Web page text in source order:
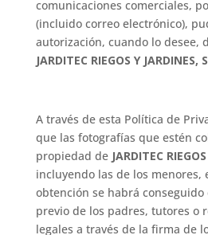
comunicaciones comerciales,
(incluido correo electrónico),
autorización, cuando lo desee,
JARDITEC RIEGOS Y JARDINES,
A través de esta Política de
que las fotografías que estén
propiedad de JARDITEC
incluyendo las de los menores,
obtención se habrá
previo de los padres, tutores o
legales a través de la firma de